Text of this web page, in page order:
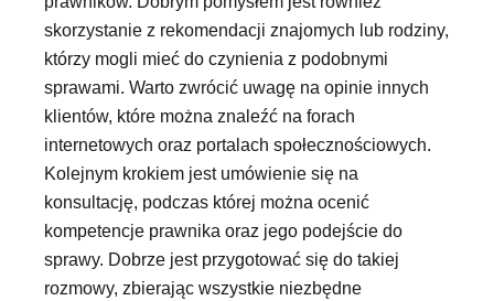
skorzystanie z rekomendacji znajomych lub rodziny,
którzy mogli mieć do czynienia z podobnymi
sprawami. Warto zwrócić uwagę na opinie innych
klientów, które można znaleźć na forach
internetowych oraz portalach społecznościowych.
Kolejnym krokiem jest umówienie się na
konsultację, podczas której można ocenić
kompetencje prawnika oraz jego podejście do
sprawy. Dobrze jest przygotować się do takiej
rozmowy, zbierając wszystkie niezbędne